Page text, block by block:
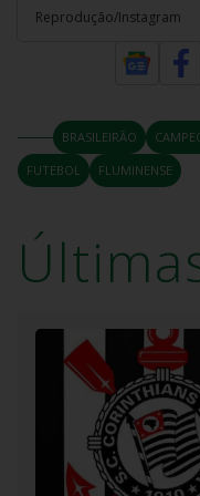
Reprodução/Instagram
BRASILEIRÃO
FUTEBOL
FLUMINENSE